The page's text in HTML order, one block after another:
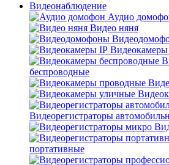
Видеонаблюдение
Аудио
Видео няня
беспроводные
Видеорегистраторы
портативные